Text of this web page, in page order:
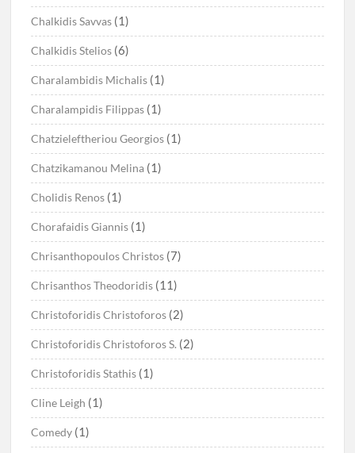
Chalkidis Savvas (1)
Chalkidis Stelios (6)
Charalambidis Michalis (1)
Charalampidis Filippas (1)
Chatzieleftheriou Georgios (1)
Chatzikamanou Melina (1)
Cholidis Renos (1)
Chorafaidis Giannis (1)
Chrisanthopoulos Christos (7)
Chrisanthos Theodoridis (11)
Christoforidis Christoforos (2)
Christoforidis Christoforos S. (2)
Christoforidis Stathis (1)
Cline Leigh (1)
Comedy (1)